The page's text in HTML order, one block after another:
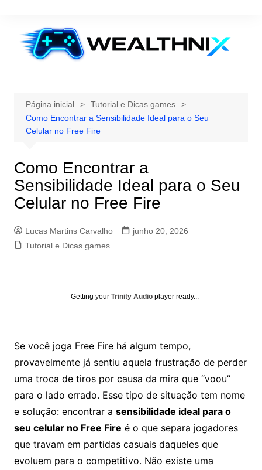
conteúdo
Página inicial
Tutorial e Dicas games
Como Encontrar a Sensibilidade Ideal para o Seu
Celular no Free Fire
Como Encontrar a
Sensibilidade Ideal para o Seu
Celular no Free Fire
Lucas Martins Carvalho
junho 20, 2026
Tutorial e Dicas games
Getting your Trinity Audioplayer ready...
Se você joga Free Fire há algum tempo,
provavelmente já sentiu aquela frustração de perder
uma troca de tiros por causa da mira que “voou”
para o lado errado. Esse tipo de situação tem nome
e solução: encontrar a sensibilidade ideal para o
seu celular no Free Fire é o que separa jogadores
que travam em partidas casuais daqueles que
evoluem para o competitivo. Não existe uma